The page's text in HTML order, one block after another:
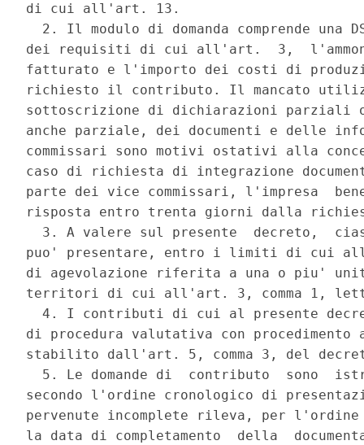
di cui all'art. 13.
2. Il modulo di domanda comprende una
dei requisiti di cui all'art.  3,
fatturato e l'importo dei costi di
richiesto il contributo. Il mancato
sottoscrizione di dichiarazioni parziali
anche parziale, dei documenti e delle
commissari sono motivi ostativi alla
caso di richiesta di integrazione
parte dei vice commissari, l'impresa
risposta entro trenta giorni dalla
3. A valere sul presente  decreto,
puo' presentare, entro i limiti di cui
di agevolazione riferita a una o piu'
territori di cui all'art. 3, comma 1,
4. I contributi di cui al presente
di procedura valutativa con procedimento
stabilito dall'art. 5, comma 3, del
5. Le domande di  contributo  sono
secondo l'ordine cronologico di
pervenute incomplete rileva, per l'ordine
la data di completamento  della